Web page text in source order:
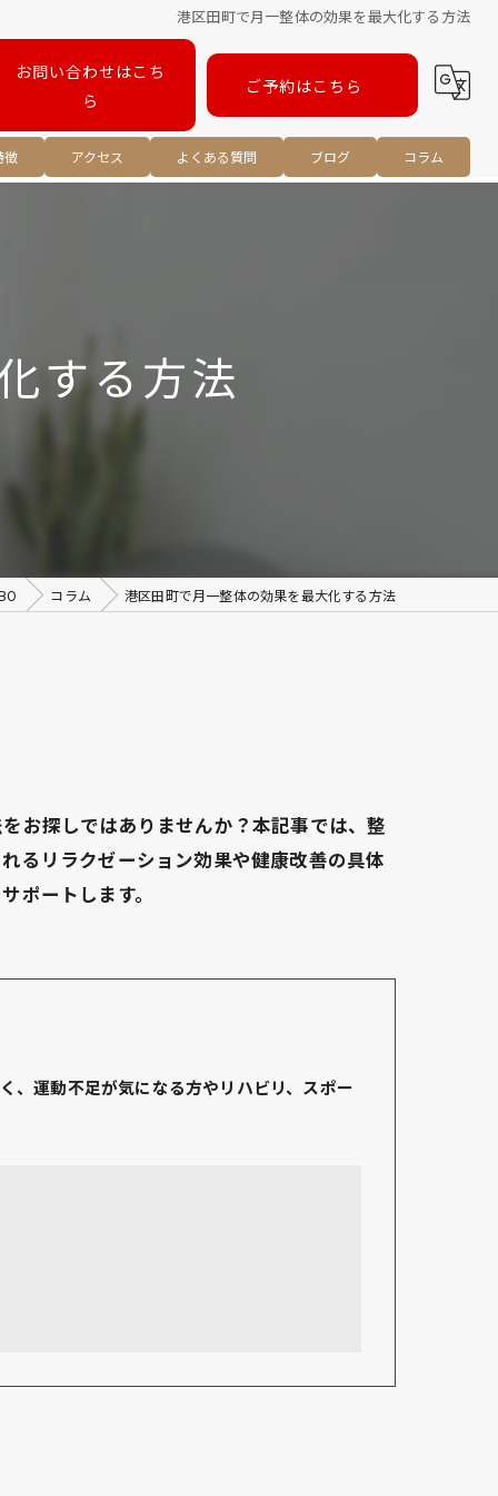
港区田町で月一整体の効果を最大化する方法
お問い合わせはこち
ら
ご予約はこちら
徴 アクセス よくある質問 ブログ コラム
する方法
コラム 港区田町で月一整体の効果を最大化する方法
お探しではありませんか？本記事では、整
るリラクゼーション効果や健康改善の具体
ポートします。
、運動不足が気になる方やリハビリ、スポー